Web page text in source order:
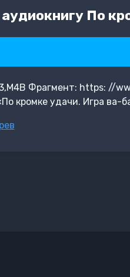
По
Фрагмент: https: //
кромке удачи. Игра ва-